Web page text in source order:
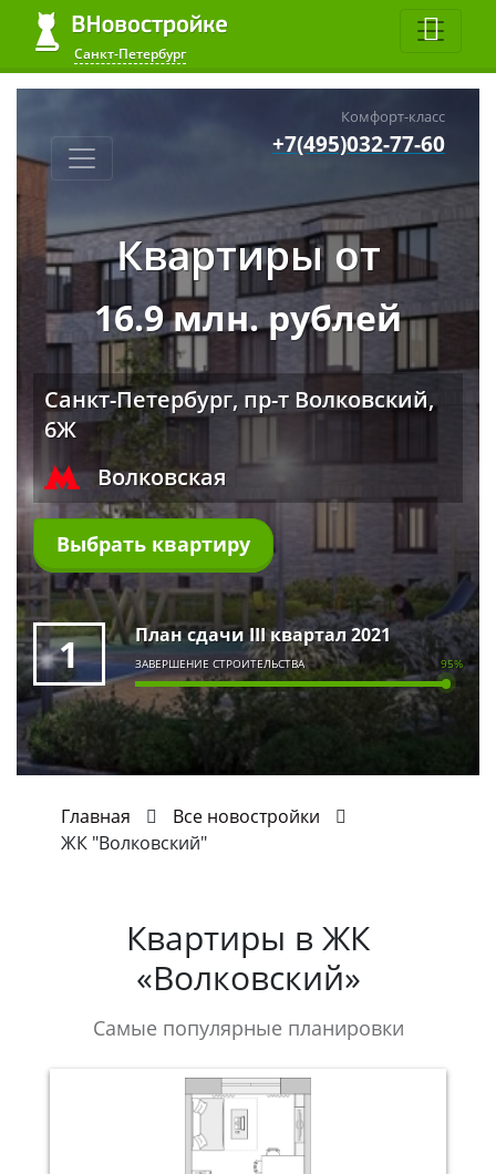
Санкт-Петербург
Комфорт-класс
+7(495)032-77-60
Квартиры от
16.9 млн. рублей
Санкт-Петербург, пр-т Волковский,
6Ж
Волковская
Выбрать квартиру
1 План сдачи III квартал 2021
ЗАВЕРШЕНИЕ СТРОИТЕЛЬСТВА 95%
Главная
Все новостройки
ЖК "Волковский"
Квартиры в ЖК
«Волковский»
Самые популярные планировки